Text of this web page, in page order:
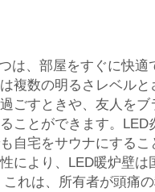
は、部屋をすぐに快適
複数の明るさレベル
ごすときや、友人をブ
ことができます。LED
自宅をサウナにするこ
により、LED暖炉壁は
れは、所有者が頭痛